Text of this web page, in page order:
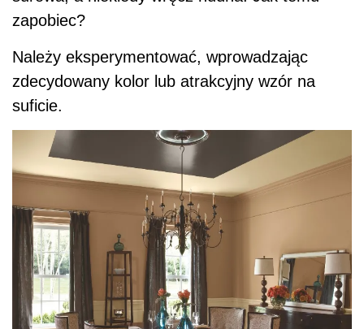
Fot. Benjamin Moore
We wnętrzu przedstawionym powyżej, w
centralnej części sufitu zastosowany został